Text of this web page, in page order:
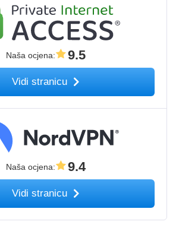
Naša ocjena: 9.5
Vidi stranicu
Naša ocjena: 9.4
Vidi stranicu